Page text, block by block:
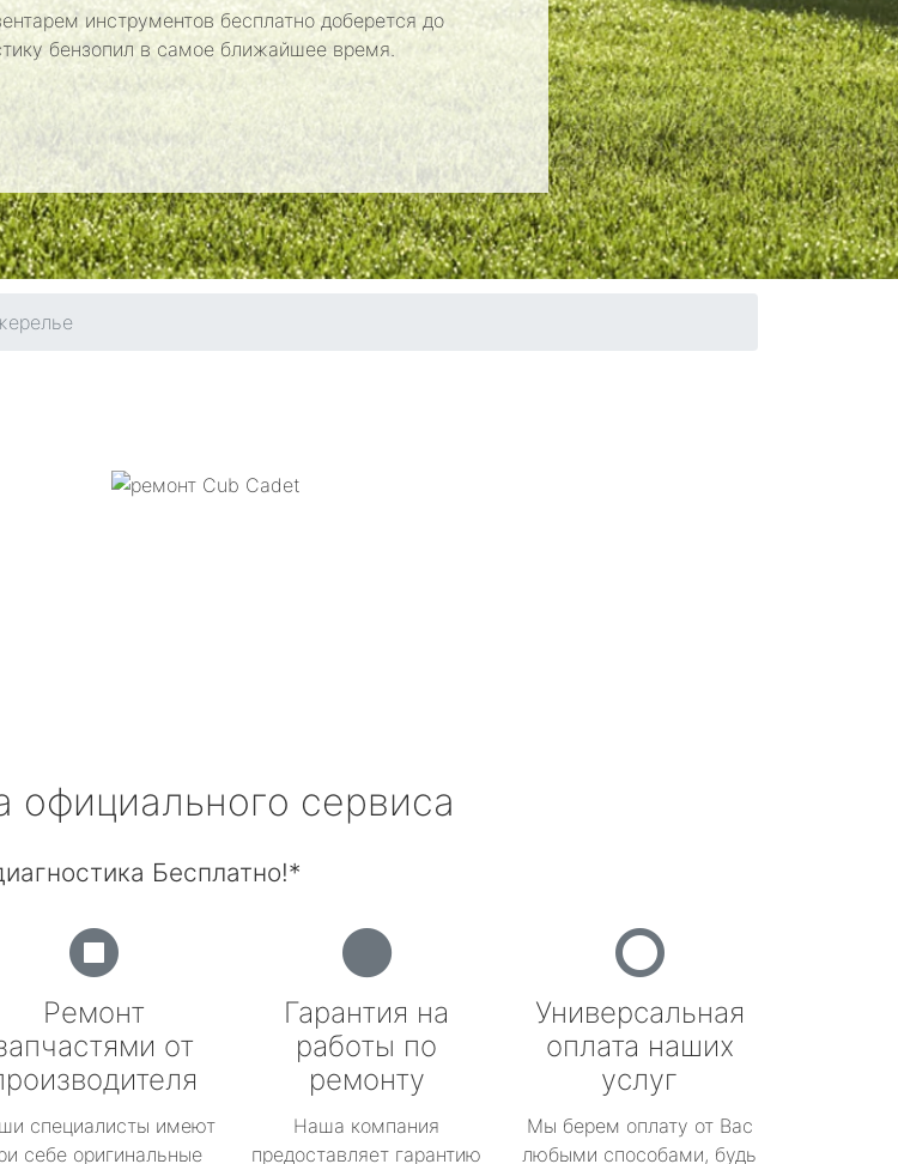
инструментов бесплатно доберется до
бензопил в самое ближайшее время.
официального сервиса
Бесплатно!*
Ремонт
от
специалисты имеют
себе оригинальные
Гарантия на
работы по
ремонту
Наша компания
предоставляет гарантию
Универсальная
оплата наших
услуг
Мы берем оплату от Вас
любыми способами, будь